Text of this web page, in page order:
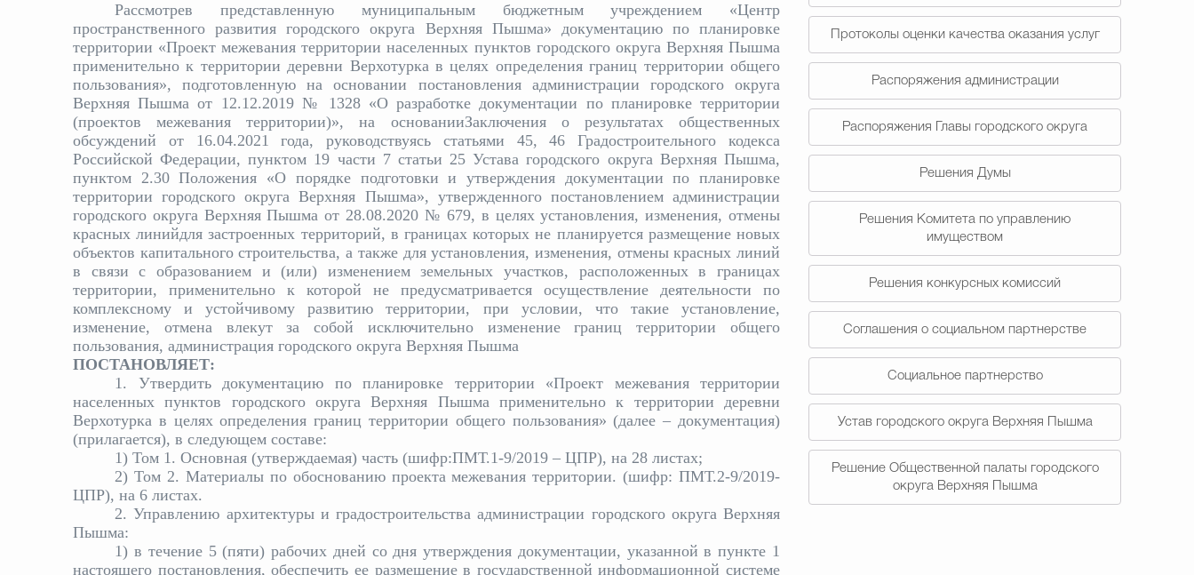
Протоколы оценки качества оказания услуг
Распоряжения администрации
Распоряжения Главы городского округа
Решения Думы
Решения Комитета по управлению
имуществом
Решения конкурсных комиссий
Соглашения о социальном партнерстве
Социальное партнерство
Устав городского округа Верхняя Пышма
Решение Общественной палаты городского
округа Верхняя Пышма
Рассмотрев представленную муниципальным бюджетным учреждением «Центр
пространственного развития городского округа Верхняя Пышма» документацию по планировке
территории «Проект межевания территории населенных пунктов городского округа Верхняя Пышма
применительно к территории деревни Верхотурка в целях определения границ территории общего
пользования», подготовленную на основании постановления администрации городского округа
Верхняя Пышма от 12.12.2019 № 1328 «О разработке документации по планировке территории
(проектов межевания территории)», на основанииЗаключения о результатах общественных
обсуждений от 16.04.2021 года, руководствуясь статьями 45, 46 Градостроительного кодекса
Российской Федерации, пунктом 19 части 7 статьи 25 Устава городского округа Верхняя Пышма,
пунктом 2.30 Положения «О порядке подготовки и утверждения документации по планировке
территории городского округа Верхняя Пышма», утвержденного постановлением администрации
городского округа Верхняя Пышма от 28.08.2020 № 679, в целях установления, изменения, отмены
красных линийдля застроенных территорий, в границах которых не планируется размещение новых
объектов капитального строительства, а также для установления, изменения, отмены красных линий
в связи с образованием и (или) изменением земельных участков, расположенных в границах
территории, применительно к которой не предусматривается осуществление деятельности по
комплексному и устойчивому развитию территории, при условии, что такие установление,
изменение, отмена влекут за собой исключительно изменение границ территории общего
пользования, администрация городского округа Верхняя Пышма
ПОСТАНОВЛЯЕТ:
1. Утвердить документацию по планировке территории «Проект межевания территории
населенных пунктов городского округа Верхняя Пышма применительно к территории деревни
Верхотурка в целях определения границ территории общего пользования» (далее – документация)
(прилагается), в следующем составе:
1) Том 1. Основная (утверждаемая) часть (шифр:ПМТ.1-9/2019 – ЦПР), на 28 листах;
2) Том 2. Материалы по обоснованию проекта межевания территории. (шифр: ПМТ.2-9/2019-
ЦПР), на 6 листах.
2. Управлению архитектуры и градостроительства администрации городского округа Верхняя
Пышма:
1) в течение 5 (пяти) рабочих дней со дня утверждения документации, указанной в пункте 1
настоящего постановления, обеспечить ее размещение в государственной информационной системе